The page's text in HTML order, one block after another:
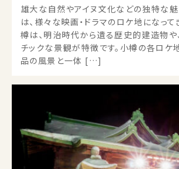
雄大な自然やアイヌ文化などの独特な
は、様々な映画・ドラマのロケ地になって
樽は、明治時代から遺る歴史的建造物や
チックな景観が特徴です。小樽の各ロケ
品の風景と一体 […]